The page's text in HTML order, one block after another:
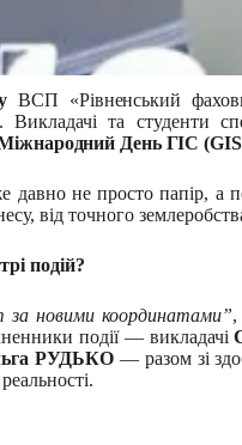
ВСП «Рівненський
та студенти
День ГІС
давно не просто папір, а
від точного
подій?
за новими координатами”,
події — викладачі
РУДЬКО— разом зі